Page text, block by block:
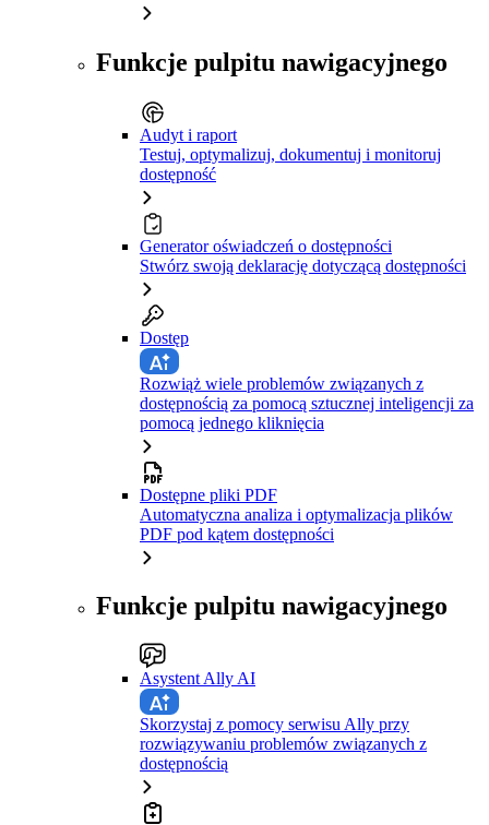
Funkcje pulpitu nawigacyjnego
Audyt i raport
Testuj, optymalizuj, dokumentuj i monitoruj
dostępność
Generator oświadczeń o dostępności
Stwórz swoją deklarację dotyczącą dostępności
Dostęp
Rozwiąż wiele problemów związanych z
dostępnością za pomocą sztucznej inteligencji za
pomocą jednego kliknięcia
Dostępne pliki PDF
Automatyczna analiza i optymalizacja plików
PDF pod kątem dostępności
Funkcje pulpitu nawigacyjnego
Asystent Ally AI
Skorzystaj z pomocy serwisu Ally przy
rozwiązywaniu problemów związanych z
dostępnością